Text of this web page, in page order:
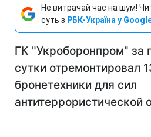
Не витрачай час на шум!
суть з РБК-Україна у
ГК "Укроборонпром" за
сутки отремонтировал
бронетехники для сил
антитеррористической